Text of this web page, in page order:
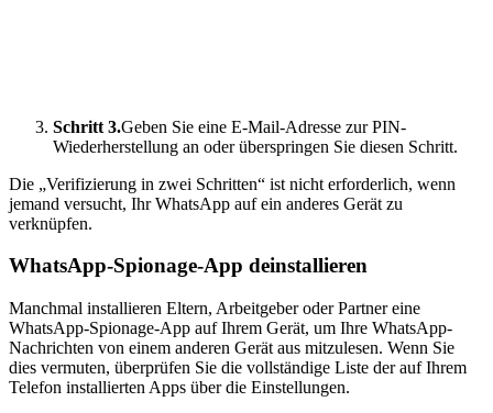
Schritt 3.Geben Sie eine E-Mail-Adresse zur PIN-
Wiederherstellung an oder überspringen Sie diesen Schritt.
Die „Verifizierung in zwei Schritten“ ist nicht erforderlich, wenn
jemand versucht, Ihr WhatsApp auf ein anderes Gerät zu
verknüpfen.
WhatsApp-Spionage-App deinstallieren
Manchmal installieren Eltern, Arbeitgeber oder Partner eine
WhatsApp-Spionage-App auf Ihrem Gerät, um Ihre WhatsApp-
Nachrichten von einem anderen Gerät aus mitzulesen. Wenn Sie
dies vermuten, überprüfen Sie die vollständige Liste der auf Ihrem
Telefon installierten Apps über die Einstellungen.